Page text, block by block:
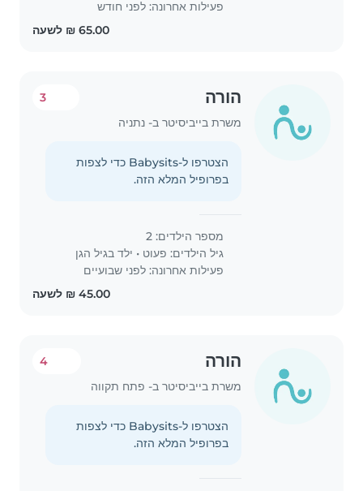
פעילות אחרונה: לפני חודש
הורה
משרת בייביסיטר ב- נתניה
3
הצטרפו ל-Babysits כדי לצפות
בפרופיל המלא הזה.
מספר הילדים: 2
גיל הילדים: פעוט • ילד בגיל הגן
פעילות אחרונה: לפני שבועיים
הורה
משרת בייביסיטר ב- פתח תקווה
4
הצטרפו ל-Babysits כדי לצפות
בפרופיל המלא הזה.